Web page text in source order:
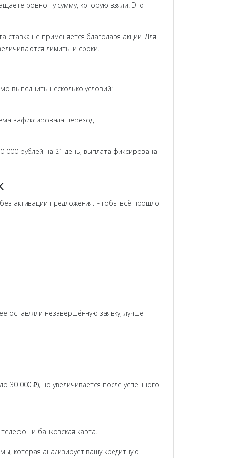
ровно ту сумму, которую взяли. Это
ставка не применяется благодаря акции. Для
лимиты и сроки.
выполнить несколько условий:
зафиксировала переход.
000 рублей на 21 день, выплата фиксирована
активации предложения. Чтобы всё прошло
оставляли незавершённую заявку, лучше
30 000 ₽), но увеличивается после успешного
и банковская карта.
которая анализирует вашу кредитную